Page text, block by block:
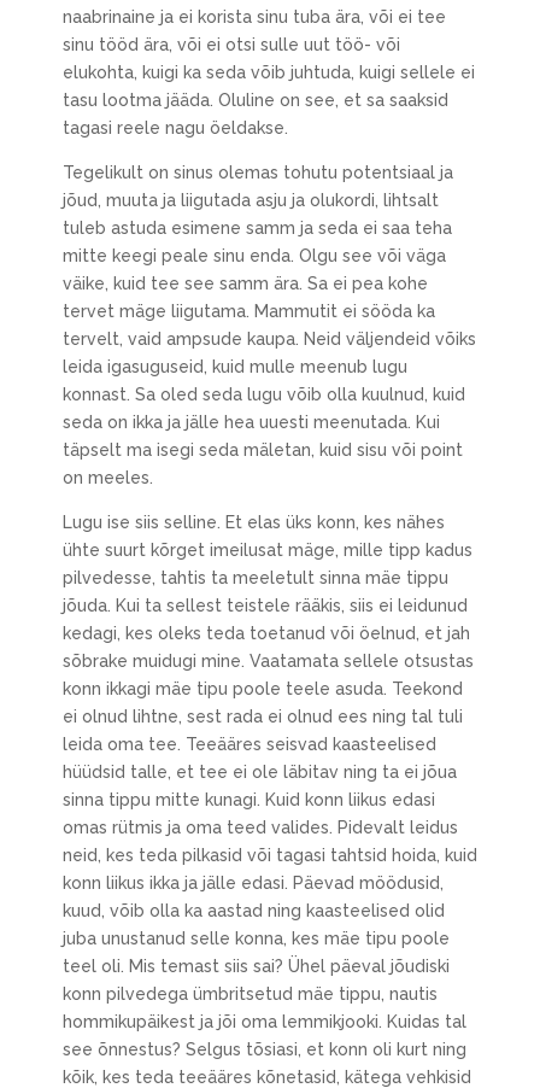
naabrinaine ja ei korista sinu tuba ära, või ei tee
sinu tööd ära, või ei otsi sulle uut töö- või
elukohta, kuigi ka seda võib juhtuda, kuigi sellele ei
tasu lootma jääda. Oluline on see, et sa saaksid
tagasi reele nagu öeldakse.
Tegelikult on sinus olemas tohutu potentsiaal ja
jõud, muuta ja liigutada asju ja olukordi, lihtsalt
tuleb astuda esimene samm ja seda ei saa teha
mitte keegi peale sinu enda. Olgu see või väga
väike, kuid tee see samm ära. Sa ei pea kohe
tervet mäge liigutama. Mammutit ei sööda ka
tervelt, vaid ampsude kaupa. Neid väljendeid võiks
leida igasuguseid, kuid mulle meenub lugu
konnast. Sa oled seda lugu võib olla kuulnud, kuid
seda on ikka ja jälle hea uuesti meenutada. Kui
täpselt ma isegi seda mäletan, kuid sisu või point
on meeles.
Lugu ise siis selline. Et elas üks konn, kes nähes
ühte suurt kõrget imeilusat mäge, mille tipp kadus
pilvedesse, tahtis ta meeletult sinna mäe tippu
jõuda. Kui ta sellest teistele rääkis, siis ei leidunud
kedagi, kes oleks teda toetanud või öelnud, et jah
sõbrake muidugi mine. Vaatamata sellele otsustas
konn ikkagi mäe tipu poole teele asuda. Teekond
ei olnud lihtne, sest rada ei olnud ees ning tal tuli
leida oma tee. Teeääres seisvad kaasteelised
hüüdsid talle, et tee ei ole läbitav ning ta ei jõua
sinna tippu mitte kunagi. Kuid konn liikus edasi
omas rütmis ja oma teed valides. Pidevalt leidus
neid, kes teda pilkasid või tagasi tahtsid hoida, kuid
konn liikus ikka ja jälle edasi. Päevad möödusid,
kuud, võib olla ka aastad ning kaasteelised olid
juba unustanud selle konna, kes mäe tipu poole
teel oli. Mis temast siis sai? Ühel päeval jõudiski
konn pilvedega ümbritsetud mäe tippu, nautis
hommikupäikest ja jõi oma lemmikjooki. Kuidas tal
see õnnestus? Selgus tõsiasi, et konn oli kurt ning
kõik, kes teda teeääres kõnetasid, kätega vehkisid